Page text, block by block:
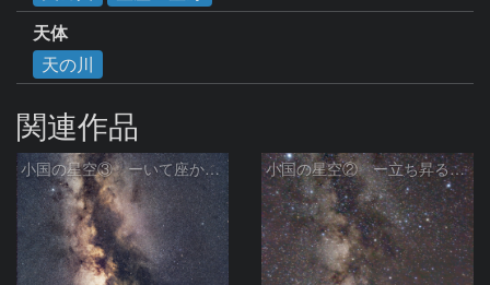
天体
天の川
関連作品
小国の星空③ ーいて座からわし座にかけての銀河ー 小国の星空② ー立ち昇る天の川ー